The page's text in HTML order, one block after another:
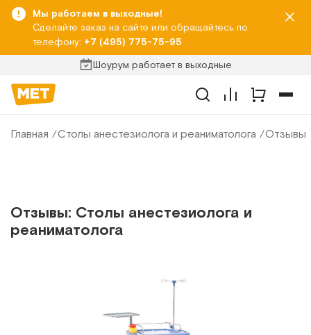
Мы работаем в выходные!
Сделайте заказ на сайте или обращайтесь по
телефону: +7 (495) 775-75-95
Шоурум работает в выходные
Главная Столы анестезиолога и реаниматолога Отзывы
Отзывы: Столы анестезиолога и
реаниматолога